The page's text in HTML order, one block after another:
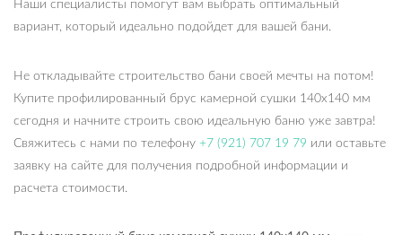
Наши специалисты помогут вам выбрать оптимальный
вариант, который идеально подойдет для вашей бани.
Не откладывайте строительство бани своей мечты на потом!
Купите профилированный брус камерной сушки 140х140 мм
сегодня и начните строить свою идеальную баню уже завтра!
Свяжитесь с нами по телефону +7 (921) 707 19 79 или оставьте
заявку на сайте для получения подробной информации и
расчета стоимости.